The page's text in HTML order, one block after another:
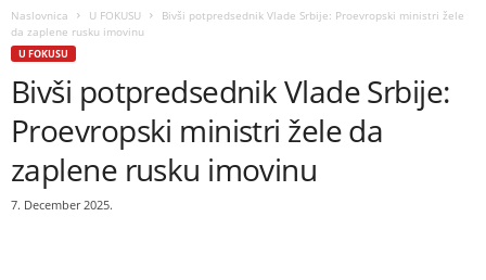
Naslovnica U FOKUSU
Bivši potpredsednik Vlade Srbije: Proevropski ministri žele
da zaplene rusku imovinu
U FOKUSU
Bivši potpredsednik Vlade Srbije:
Proevropski ministri žele da
zaplene rusku imovinu
7. December 2025.